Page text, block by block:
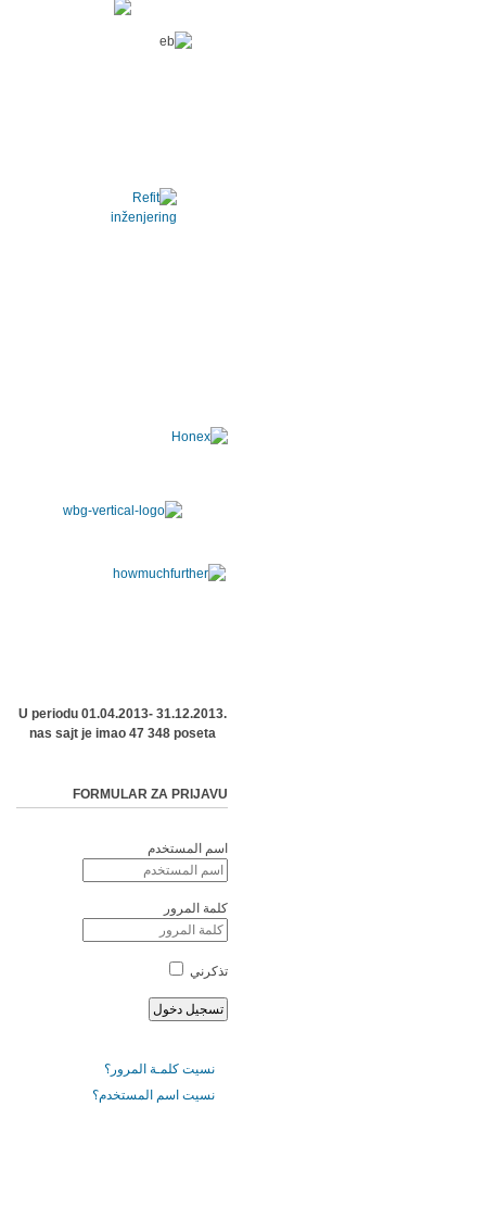
U periodu 01.04.2013- 31.12.2013.
nas sajt je imao 47 348 poseta
FORMULAR ZA PRIJAVU
اسم المستخدم
كلمة المرور
تذكرني
نسيت كلمـة المرور؟
نسيت اسم المستخدم؟